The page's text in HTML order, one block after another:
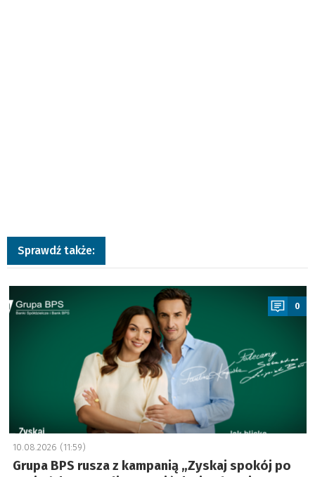
Sprawdź także:
a
0
10.08.2026 (11:59)
Grupa BPS rusza z kampanią „Zyskaj spokój po